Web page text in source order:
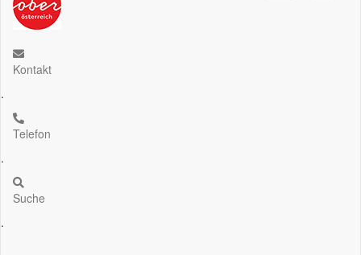
Kontakt
.
Telefon
.
Suche
.